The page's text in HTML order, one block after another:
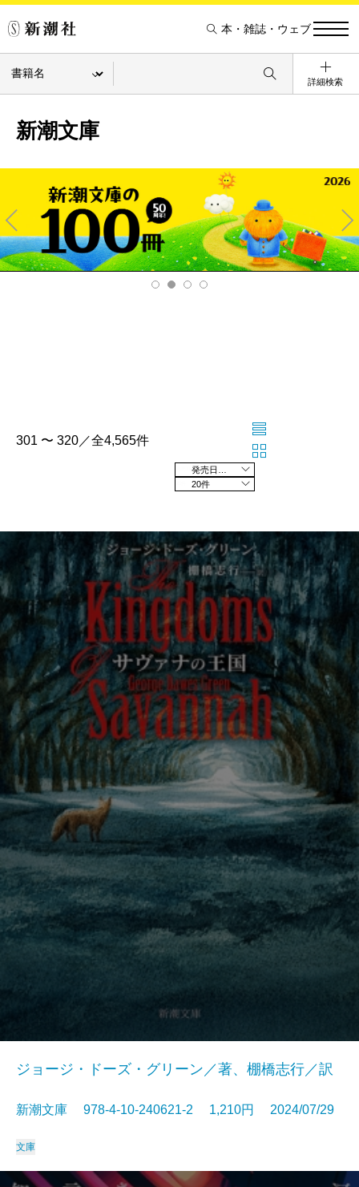
本・雑誌・ウェブ
詳細検索
新潮文庫
Pre
v
Ne
xt
301 〜 320／全4,565件
20件
ジョージ・ドーズ・グリーン／著、棚橋志行／訳
新潮文庫 978-4-10-240621-2 1,210円 2024/07/29
文庫